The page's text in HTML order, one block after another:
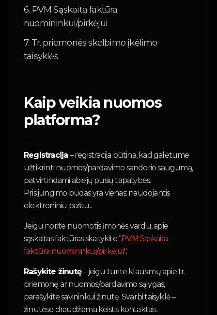
6. PVM Sąskaita faktūra
nuomininkui/pirkėjui
7. Tr. priemonės skelbimo įkėlimo
taisyklės
Kaip veikia nuomos
platforma?
Registracija – registracija būtina, kad galėtume
užtikrinti nuomos/pardavimo sandorio saugumą,
patvirtindami abiejų pusių tapatybes.
Prisijungimo būdas yra vienas: naudojantis
elektroniniu paštu..
Jeigu norite nuomotis įmonės vardu, apie
sąskaitas faktūras skaitykite"PVM Sąskaita
faktūra nuomininkui/pirkėjui".
Rašykite žinutę– jeigu turite klausimų apie tr.
priemonę ar nuomos/pardavimo sąlygas,
parašykite savininkui žinutę. Svarbi taisyklė –
žinutėse draudžiama keistis kontaktais.